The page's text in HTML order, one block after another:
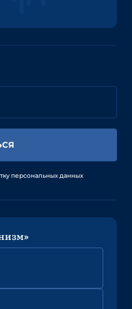
персональных данных